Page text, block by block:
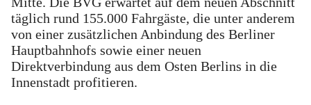
täglich rund 155.000 Fahrgäste, die unter anderem
von einer zusätzlichen Anbindung des Berliner
Hauptbahnhofs sowie einer neuen
Direktverbindung aus dem Osten Berlins in die
Innenstadt profitieren.